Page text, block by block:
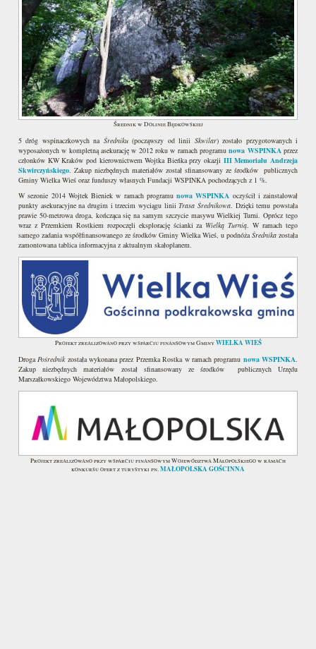
Średnik w Dolinie Będkowskiej
5 dróg wspinaczkowych na Średniku(począwszy od linii Skwilar) zostało przygotowanych i
wyposażonych w kompletną asekurację w 2012 roku w ramach programunowa WSPINKAprzez
członków KW Kraków pod kierownictwem Wojtka Bieńka przy okazji III Memoriału Andrzeja
Skwirczyńskiego. Zakup niezbędnych materiałów został sfinansowany ze środków publicznych
Gminy Wielka Wieś oraz funduszy własnych Fundacji WSPINKA pochodzących z 1 %.
W sezonie 2014 Wojtek Bieniek w ramach programu nowa WSPINKA oczyścił i zainstalował
punkty asekuracyjne na drugim i trzecim wyciągu liniiTrasa Średnikowa. Dzięki temu powstała
prawie 50-metrowa droga, kończąca się na samym szczycie masywu Wielkiej Turni. Oprócz tego
wraz z Przemkiem Rostkiem rozpoczęli eksplorację ścianki za Wielką Turnią. W ramach tego
samego zadania współfinansowanego ze środków Gminy Wielka Wieś, u podnóżaŚrednika została
zamontowana tablica informacyjna z aktualnym skałoplanem.
Projekt zrealizowano przy wsparciu finansowym GminyWIELKA WIEŚ
DrogaPośrednik została wykonana przez Przemka Rostka w ramach programu nowa WSPINKA.
Zakup niezbędnych materiałów został sfinansowany ze środków publicznych Urzędu
Marszałkowskiego Województwa Małopolskiego.
Projekt zrealizowano przy wsparciu finansowym Województwa Małopolskiego w ramach
konkursu ofert z turystyki pn.MAŁOPOLSKA GOŚCINNA